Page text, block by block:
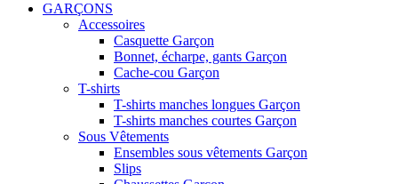
GARÇONS
Accessoires
Casquette Garçon
Bonnet, écharpe, gants Garçon
Cache-cou Garçon
T-shirts
T-shirts manches longues Garçon
T-shirts manches courtes Garçon
Sous Vêtements
Ensembles sous vêtements Garçon
Slips